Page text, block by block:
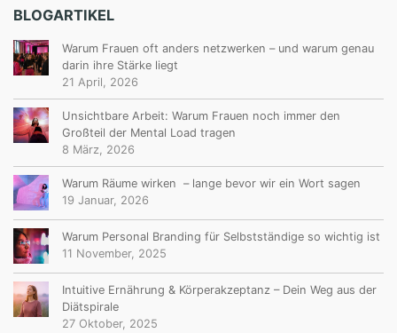
N
E
K
O
L
B
BLOGARTIKEL
Warum Frauen oft anders netzwerken – und warum genau
darin ihre Stärke liegt
21 April, 2026
Unsichtbare Arbeit: Warum Frauen noch immer den
Großteil der Mental Load tragen
8 März, 2026
Warum Räume wirken – lange bevor wir ein Wort sagen
19 Januar, 2026
Warum Personal Branding für Selbstständige so wichtig ist
11 November, 2025
Intuitive Ernährung & Körperakzeptanz – Dein Weg aus der
Diätspirale
27 Oktober, 2025